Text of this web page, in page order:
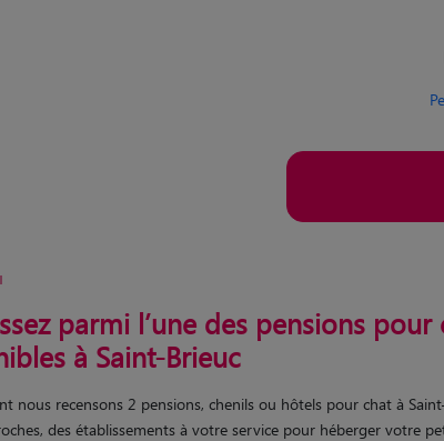
parmi l’une des pensions pour
à Saint-Brieuc
nous recensons 2 pensions, chenils ou hôtels pour chat à
des établissements à votre service pour héberger votre